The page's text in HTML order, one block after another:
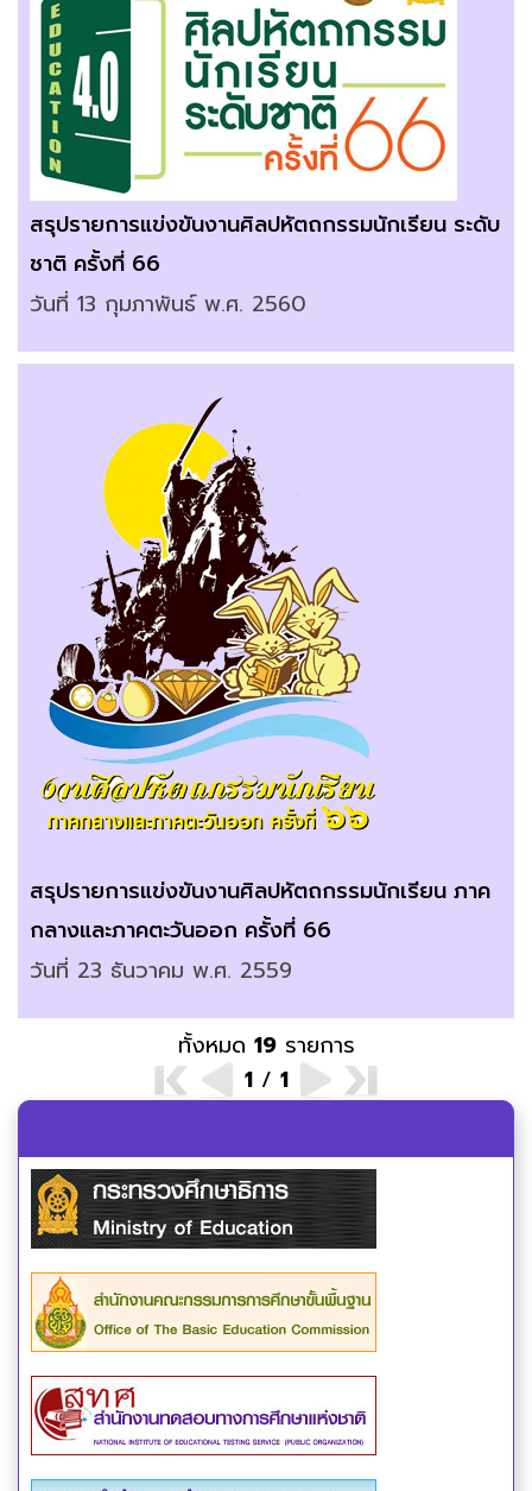
สรุปรายการแข่งขันงานศิลปหัตถกรรมนักเรียน ระดับ
ชาติ ครั้งที่ 66
วันที่ 13 กุมภาพันธ์ พ.ศ. 2560
สรุปรายการแข่งขันงานศิลปหัตถกรรมนักเรียน ภาค
กลางและภาคตะวันออก ครั้งที่ 66
วันที่ 23 ธันวาคม พ.ศ. 2559
ทั้งหมด 19รายการ
1/ 1